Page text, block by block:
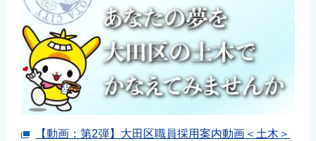
【動画：第2弾】大田区職員採用案内動画＜土木＞